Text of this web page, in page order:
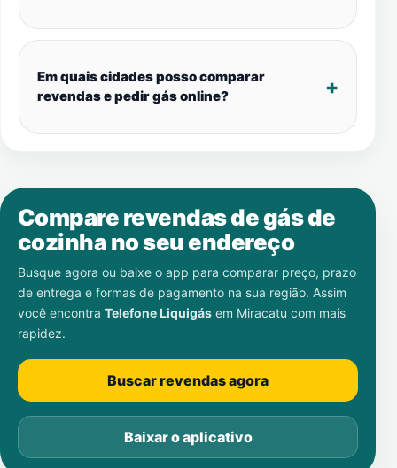
Em quais cidades posso comparar
revendas e pedir gás online?
Compare revendas de gás de
cozinha no seu endereço
Busque agora ou baixe o app para comparar preço, prazo
de entrega e formas de pagamento na sua região. Assim
você encontra Telefone Liquigás em Miracatu com mais
rapidez.
Buscar revendas agora
Baixar o aplicativo